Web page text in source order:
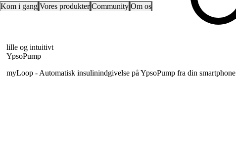
Kom i gang Vores produkter Community Om os
lille og intuitivt
YpsoPump
myLoop - Automatisk insulinindgivelse på YpsoPump fra din smartphone